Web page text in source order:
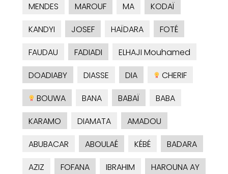
MENDES
MAROUF MA
KODAÏ
KANDYI
JOSEF HAÏDARA
FOTÉ
FAUDAU
FADIADI
ELHAJI Mouhamed
DOADIABY
DIASSE DIA
CHERIF
BOUWA
BANA BABAÏ
BABA
KARAMO
DIAMATA
AMADOU
ABUBACAR
ABOULAÉ KÉBÉ
BADARA
AZIZ
FOFANA IBRAHIM
HAROUNA AY